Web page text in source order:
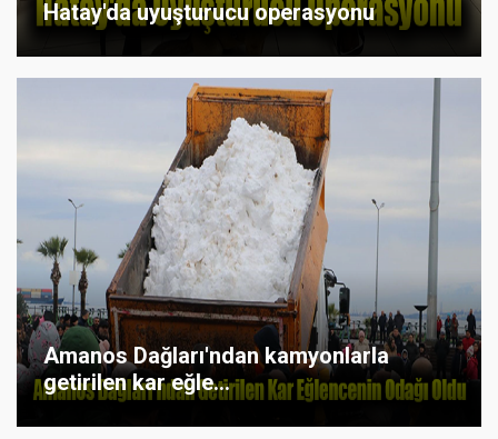
Hatay'da uyuşturucu operasyonu
Amanos Dağları'ndan kamyonlarla
getirilen kar eğle...